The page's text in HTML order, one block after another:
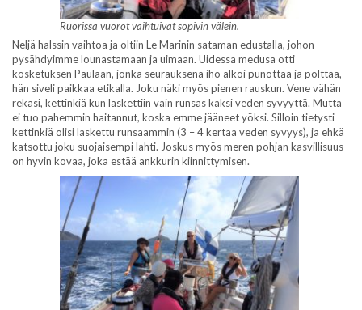
Ruorissa vuorot vaihtuivat sopivin välein.
Neljä halssin vaihtoa ja oltiin Le Marinin sataman edustalla, johon
pysähdyimme lounastamaan ja uimaan. Uidessa medusa otti
kosketuksen Paulaan, jonka seurauksena iho alkoi punottaa ja polttaa,
hän siveli paikkaa etikalla. Joku näki myös pienen rauskun. Vene vähän
rekasi, kettinkiä kun laskettiin vain runsas kaksi veden syvyyttä. Mutta
ei tuo pahemmin haitannut, koska emme jääneet yöksi. Silloin tietysti
kettinkiä olisi laskettu runsaammin (3 – 4 kertaa veden syvyys), ja ehkä
katsottu joku suojaisempi lahti. Joskus myös meren pohjan kasvillisuus
on hyvin kovaa, joka estää ankkurin kiinnittymisen.